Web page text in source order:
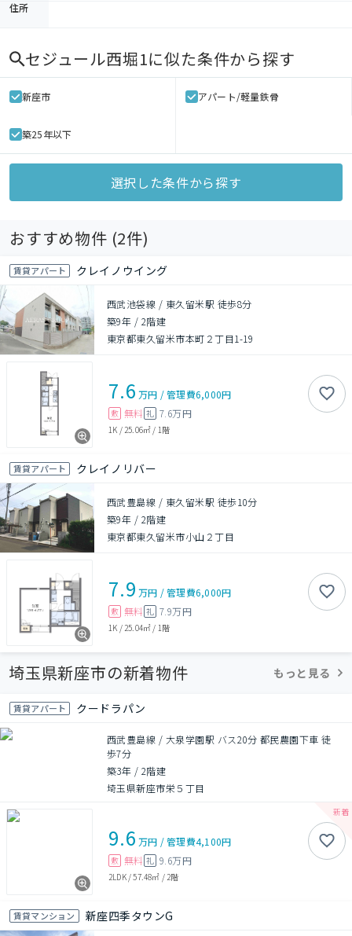
住所
セジュール西堀1に似た条件から探す
新座市 アパート/軽量鉄骨
築25年以下
選択した条件から探す
おすすめ物件 (2件)
賃貸アパート クレイノウイング
西武池袋線 / 東久留米駅 徒歩8分
築9年 / 2階建
東京都東久留米市本町２丁目1-19
7.6 万円 /管理費6,000円
敷 無料 礼 7.6万円
1K / 25.06㎡ / 1階
賃貸アパート クレイノリバー
西武豊島線 / 東久留米駅 徒歩10分
築9年 / 2階建
東京都東久留米市小山２丁目
7.9 万円 /管理費6,000円
敷 無料 礼 7.9万円
1K / 25.04㎡ / 1階
埼玉県新座市の新着物件 もっと見る
賃貸アパート クードラパン
西武豊島線 / 大泉学園駅 バス20分 都民農園下車 徒
歩7分
築3年 / 2階建
埼玉県新座市栄５丁目
9.6 万円 /管理費4,100円
敷 無料 礼 9.6万円
2LDK/57.48㎡ / 2階
賃貸マンション 新座四季タウンG